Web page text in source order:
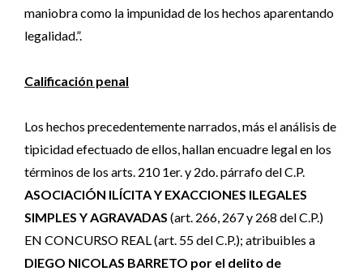
maniobra como la impunidad de los hechos aparentando
legalidad.”.
Calificación penal
Los hechos precedentemente narrados, más el análisis de
tipicidad efectuado de ellos, hallan encuadre legal en los
términos de los arts. 210 1er. y 2do. párrafo del C.P.
ASOCIACIÓN ILÍCITA Y EXACCIONES ILEGALES
SIMPLES Y AGRAVADAS (art. 266, 267 y 268 del C.P.)
EN CONCURSO REAL (art. 55 del C.P.); atribuibles a
DIEGO NICOLAS BARRETO por el delito de